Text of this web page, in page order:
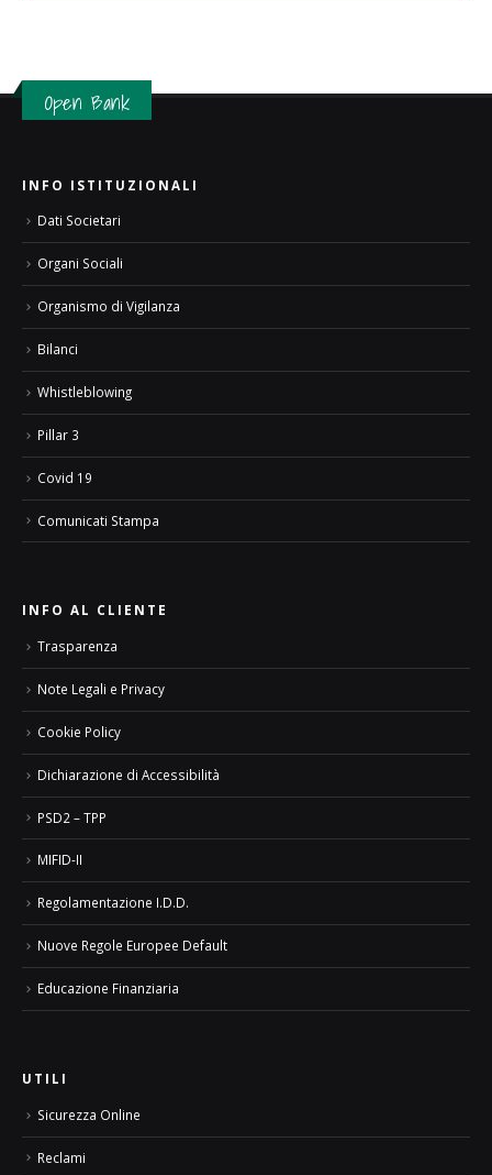
Open Bank
INFO ISTITUZIONALI
Dati Societari
Organi Sociali
Organismo di Vigilanza
Bilanci
Whistleblowing
Pillar 3
Covid 19
Comunicati Stampa
INFO AL CLIENTE
Trasparenza
Note Legali e Privacy
Cookie Policy
Dichiarazione di Accessibilità
PSD2 – TPP
MIFID-II
Regolamentazione I.D.D.
Nuove Regole Europee Default
Educazione Finanziaria
UTILI
Sicurezza Online
Reclami